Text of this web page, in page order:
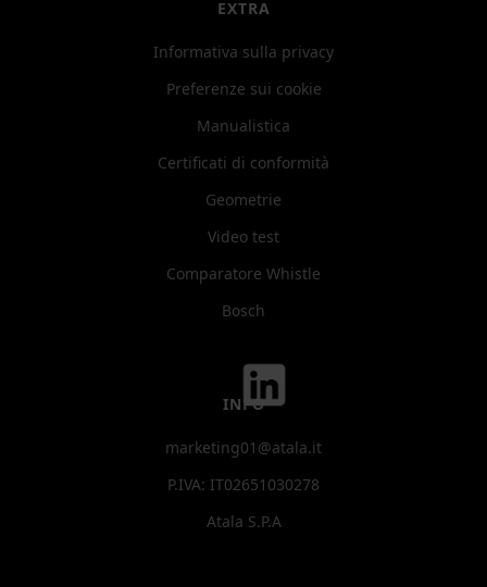
EXTRA
Informativa sulla privacy
Preferenze sui cookie
Manualistica
Certificati di conformità
Geometrie
Video test
Comparatore Whistle
Bosch
INFO
marketing01@atala.it
P.IVA: IT02651030278
Atala S.P.A